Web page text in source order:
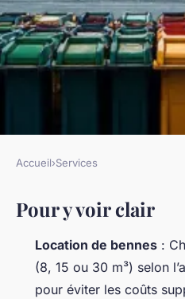
Meilleures
à déchets à
Nicet•12/05/2026 18:31•9 min
Accueil›Services
Pour y voir clair
Location de bennes :
(8, 15 ou 30 m³) selon
pour éviter les coûts